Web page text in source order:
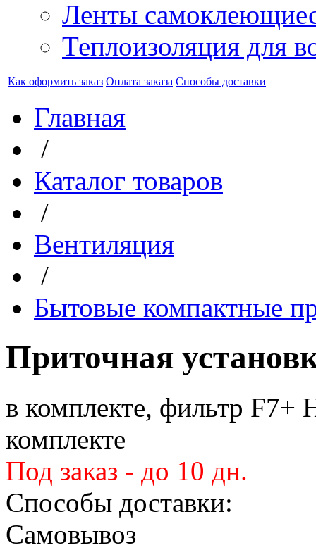
Ленты
Теплоизоляция для
Как оформить заказ Оплата заказа Способы доставки
Главная
/
Каталог товаров
/
Вентиляция
/
Бытовые компактные
Приточная
в комплекте, фильтр
комплекте
Под заказ - до 10 дн.
Способы доставки:
Самовывоз